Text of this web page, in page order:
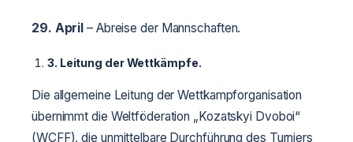
29. April – Abreise der Mannschaften.
3. Leitung der Wettkämpfe.
Die allgemeine Leitung der Wettkampforganisation
übernimmt die Weltföderation „Kozatskyi Dvoboi“
(WCFF), die unmittelbare Durchführung des Turniers